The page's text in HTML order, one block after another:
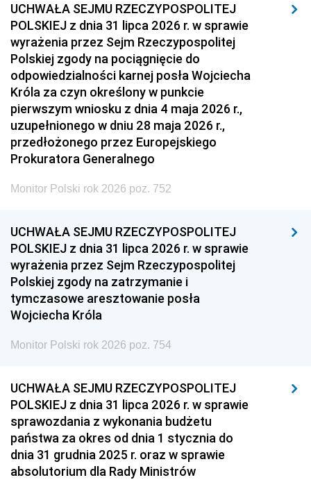
UCHWAŁA SEJMU RZECZYPOSPOLITEJ
POLSKIEJ z dnia 31 lipca 2026 r. w sprawie
wyrażenia przez Sejm Rzeczypospolitej
Polskiej zgody na pociągnięcie do
odpowiedzialności karnej posła Wojciecha
Króla za czyn określony w punkcie
pierwszym wniosku z dnia 4 maja 2026 r.,
uzupełnionego w dniu 28 maja 2026 r.,
przedłożonego przez Europejskiego
Prokuratora Generalnego
Monitor Polski rok 2026 poz. 752
UCHWAŁA SEJMU RZECZYPOSPOLITEJ
POLSKIEJ z dnia 31 lipca 2026 r. w sprawie
wyrażenia przez Sejm Rzeczypospolitej
Polskiej zgody na zatrzymanie i
tymczasowe aresztowanie posła
Wojciecha Króla
Monitor Polski rok 2026 poz. 754
UCHWAŁA SEJMU RZECZYPOSPOLITEJ
POLSKIEJ z dnia 31 lipca 2026 r. w sprawie
sprawozdania z wykonania budżetu
państwa za okres od dnia 1 stycznia do
dnia 31 grudnia 2025 r. oraz w sprawie
absolutorium dla Rady Ministrów